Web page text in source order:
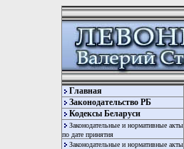
Главная
Законодательство РБ
Кодексы Беларуси
Законодательные и нормативные акты
по дате принятия
Законодательные и нормативные акты